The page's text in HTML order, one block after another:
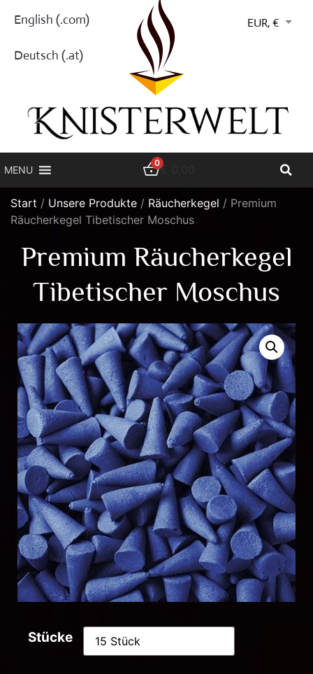
English (.com)
Deutsch (.at)
EUR, €
0€
MENU
Start / Unsere Produkte / Räucherkegel / Premium
Räucherkegel Tibetischer Moschus
Premium Räucherkegel
Tibetischer Moschus
Stücke